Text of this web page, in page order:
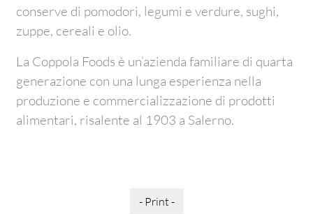
conserve di pomodori, legumi e verdure, sughi,
zuppe, cereali e olio.
La Coppola Foods è un’azienda familiare di quarta
generazione con una lunga esperienza nella
produzione e commercializzazione di prodotti
alimentari, risalente al 1903 a Salerno.
- Print -